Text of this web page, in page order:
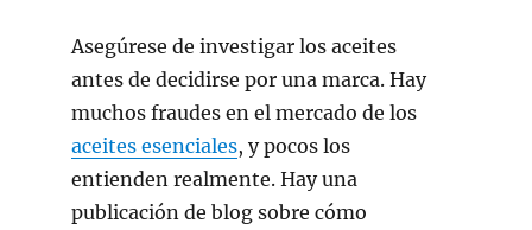
Asegúrese de investigar los aceites
antes de decidirse por una marca. Hay
muchos fraudes en el mercado de los
aceites esenciales, y pocos los
entienden realmente. Hay una
publicación de blog sobre cómo